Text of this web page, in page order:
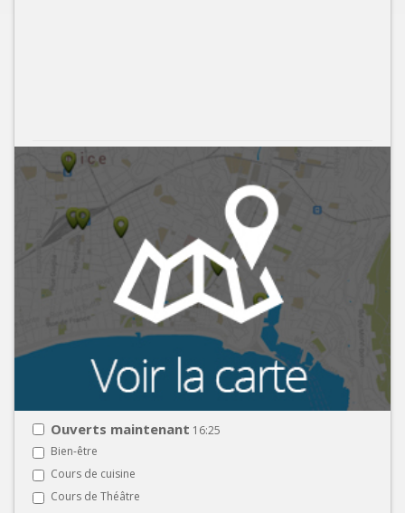
Ouverts maintenant 16:25
Bien-être
Cours de cuisine
Cours de Théâtre